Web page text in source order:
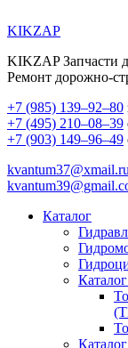
KIKZAP
KIKZAP Запчасти
Ремонт дорожно-
+7 (985) 139–92–80
+7 (495) 210–08–39
+7 (903) 149–96–49
kvantum37@xmail.ru
Каталог